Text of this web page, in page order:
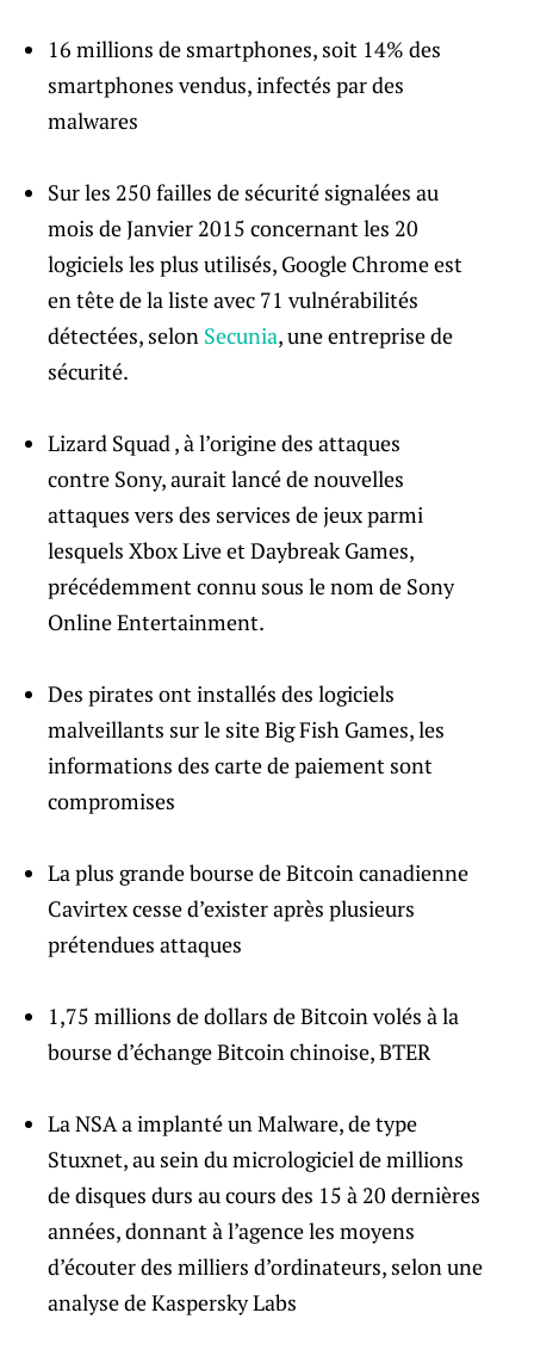
16 millions de smartphones, soit 14% des
smartphones vendus, infectés par des
malwares
Sur les 250 failles de sécurité signalées au
mois de Janvier 2015 concernant les 20
logiciels les plus utilisés, Google Chrome est
en tête de la liste avec 71 vulnérabilités
détectées, selon Secunia, une entreprise de
sécurité.
Lizard Squad , à l’origine des attaques
contre Sony, aurait lancé de nouvelles
attaques vers des services de jeux parmi
lesquels Xbox Live et Daybreak Games,
précédemment connu sous le nom de Sony
Online Entertainment.
Des pirates ont installés des logiciels
malveillants sur le site Big Fish Games, les
informations des carte de paiement sont
compromises
La plus grande bourse de Bitcoin canadienne
Cavirtex cesse d’exister après plusieurs
prétendues attaques
1,75 millions de dollars de Bitcoin volés à la
bourse d’échange Bitcoin chinoise, BTER
La NSA a implanté un Malware, de type
Stuxnet, au sein du micrologiciel de millions
de disques durs au cours des 15 à 20 dernières
années, donnant à l’agence les moyens
d’écouter des milliers d’ordinateurs, selon une
analyse de Kaspersky Labs